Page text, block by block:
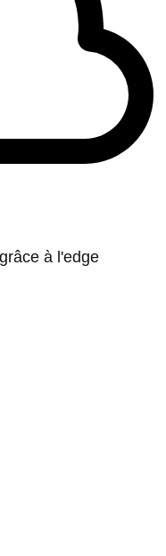
à l'edge